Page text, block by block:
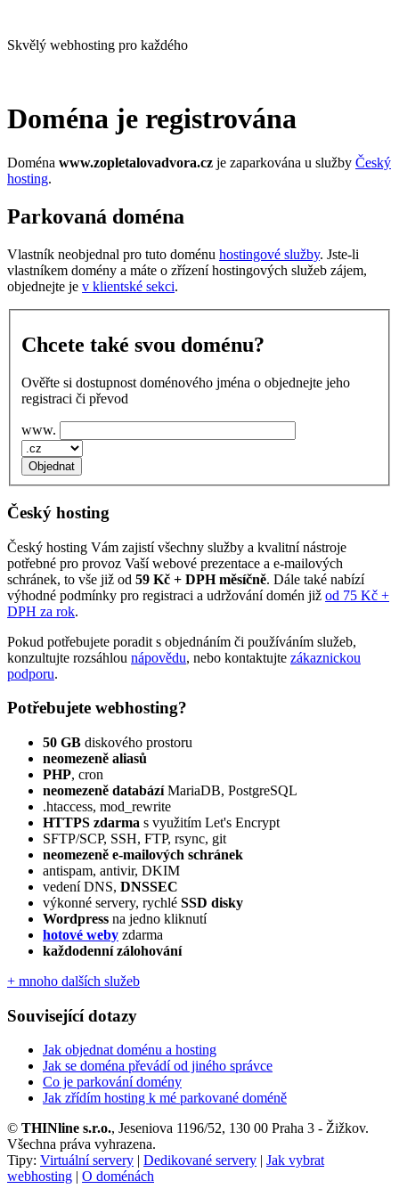
Skvělý webhosting pro každého
Doména je registrována
Doména www.zopletalovadvora.cz je zaparkována u služby Český
hosting.
Parkovaná doména
Vlastník neobjednal pro tuto doménu hostingové služby. Jste-li
vlastníkem domény a máte o zřízení hostingových služeb zájem,
objednejte je v klientské sekci.
Chcete také svou doménu?
Ověřte si dostupnost doménového jména o objednejte jeho
registraci či převod
www.
Český hosting
Český hosting Vám zajistí všechny služby a kvalitní nástroje
potřebné pro provoz Vaší webové prezentace a e‑mailových
schránek, to vše již od 59 Kč + DPH měsíčně. Dále také nabízí
výhodné podmínky pro registraci a udržování domén již od 75 Kč +
DPH za rok.
Pokud potřebujete poradit s objednáním či používáním služeb,
konzultujte rozsáhlou nápovědu, nebo kontaktujte zákaznickou
podporu.
Potřebujete webhosting?
50 GB diskového prostoru
neomezeně aliasů
PHP, cron
neomezeně databázíMariaDB, PostgreSQL
.htaccess, mod_rewrite
HTTPS zdarma s využitím Let's Encrypt
SFTP/SCP, SSH, FTP, rsync, git
neomezeně e‑mailových schránek
antispam, antivir, DKIM
vedení DNS, DNSSEC
výkonné servery, rychlé SSD disky
Wordpress na jedno kliknutí
hotové weby zdarma
každodenní zálohování
+ mnoho dalších služeb
Související dotazy
Jak objednat doménu a hosting
Jak se doména převádí od jiného správce
Co je parkování domény
Jak zřídím hosting k mé parkované doméně
© THINline s.r.o., Jeseniova 1196/52, 130 00 Praha 3 - Žižkov.
Všechna práva vyhrazena.
Tipy: Virtuální servery | Dedikované servery | Jak vybrat
webhosting | O doménách